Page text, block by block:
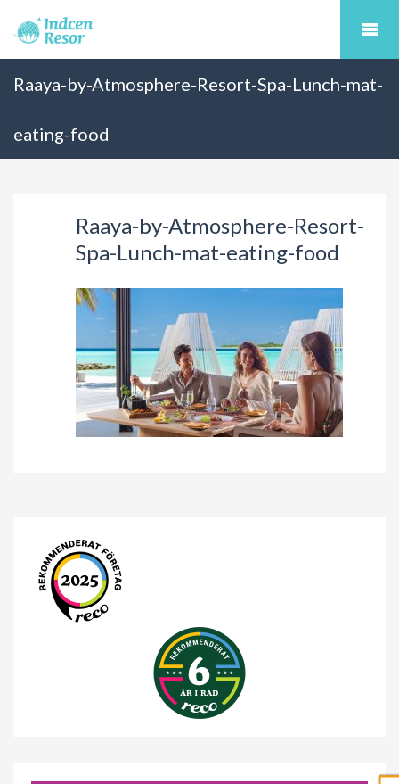
Raaya-by-Atmosphere-Resort-Spa-Lunch-mat-
eating-food
Raaya-by-Atmosphere-Resort-
Spa-Lunch-mat-eating-food